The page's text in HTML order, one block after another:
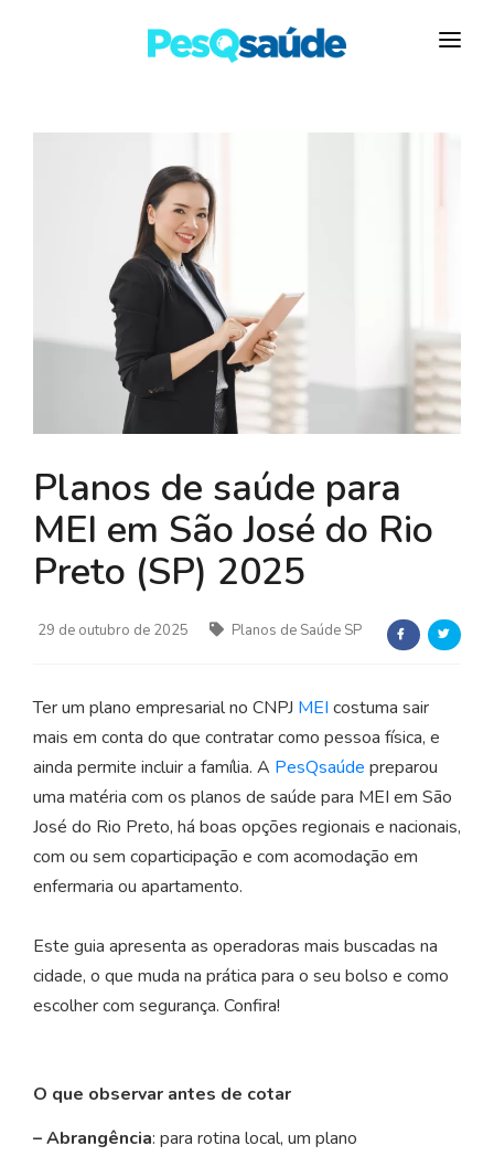
PLANOS DE SAÚDE
LABORATÓRIOS
Planos de saúde para
MEI em São José do Rio
Preto (SP) 2025
29 de outubro de 2025 Planos de Saúde SP
Ter um plano empresarial no CNPJ MEI costuma sair
mais em conta do que contratar como pessoa física, e
ainda permite incluir a família. A PesQsaúde preparou
uma matéria com os planos de saúde para MEI em São
José do Rio Preto, há boas opções regionais e nacionais,
com ou sem coparticipação e com acomodação em
enfermaria ou apartamento.
Este guia apresenta as operadoras mais buscadas na
cidade, o que muda na prática para o seu bolso e como
escolher com segurança. Confira!
O que observar antes de cotar
– Abrangência: para rotina local, um plano